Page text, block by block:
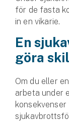
för de fasta
in en vikarie.
En
göra
Om du eller
arbeta under